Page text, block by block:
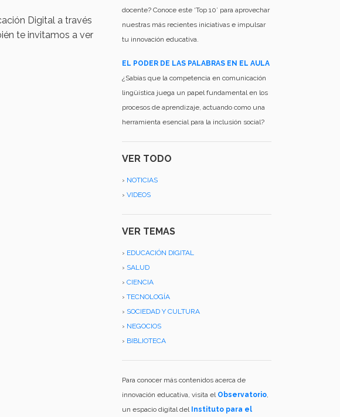
Digital a través
te invitamos a ver
docente? Conoce este ‘Top 10’ para aprovechar
nuestras más recientes iniciativas e impulsar
tu innovación educativa.
EL PODER DE LAS PALABRAS EN EL AULA
¿Sabías que la competencia en comunicación
lingüística juega un papel fundamental en los
procesos de aprendizaje, actuando como una
herramienta esencial para la inclusión social?
VER TODO
› NOTICIAS
› VIDEOS
VER TEMAS
› EDUCACIÓN DIGITAL
› SALUD
› CIENCIA
› TECNOLOGÍA
› SOCIEDAD Y CULTURA
› NEGOCIOS
› BIBLIOTECA
Para conocer más contenidos acerca de
innovación educativa, visita el Observatorio,
un espacio digital del Instituto para el